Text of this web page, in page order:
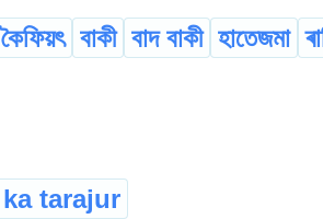
কৈফিয়ৎ বাকী বাদ বাকী হাতেজমা
ka tarajur